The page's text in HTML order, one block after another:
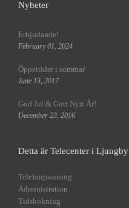
Nyheter
Erbjudande!
February 01, 2024
Öppettider i sommar
June 13, 2017
God Jul & Gott Nytt År!
December 23, 2016
Detta är Telecenter i Ljungby
Telefonpassning
Administration
Tidsbokning